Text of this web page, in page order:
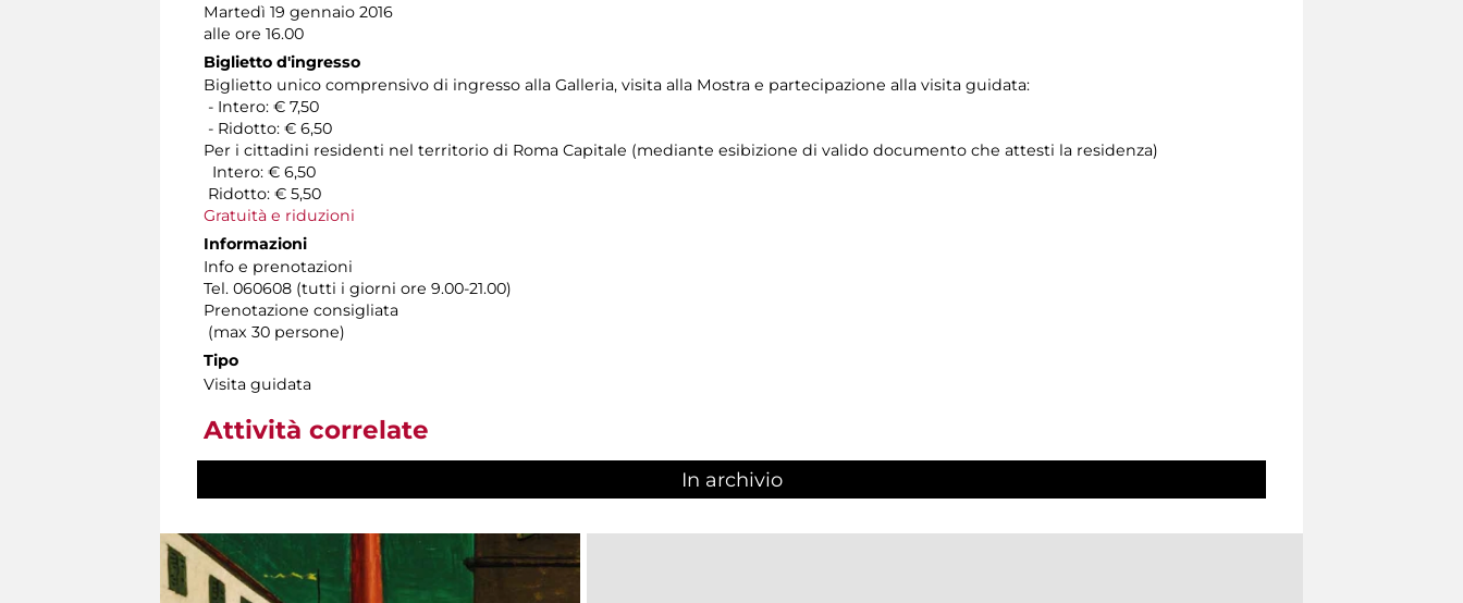
Martedì 19 gennaio 2016
alle ore 16.00
Biglietto d'ingresso
Biglietto unico comprensivo di ingresso alla Galleria, visita alla Mostra e partecipazione alla visita guidata:
- Intero: € 7,50
- Ridotto: € 6,50
Per i cittadini residenti nel territorio di Roma Capitale (mediante esibizione di valido documento che attesti la residenza)
Intero: € 6,50
Ridotto: € 5,50
Gratuità e riduzioni
Informazioni
Info e prenotazioni
Tel. 060608 (tutti i giorni ore 9.00-21.00)
Prenotazione consigliata
(max 30 persone)
Tipo
Visita guidata
Attività correlate
In archivio